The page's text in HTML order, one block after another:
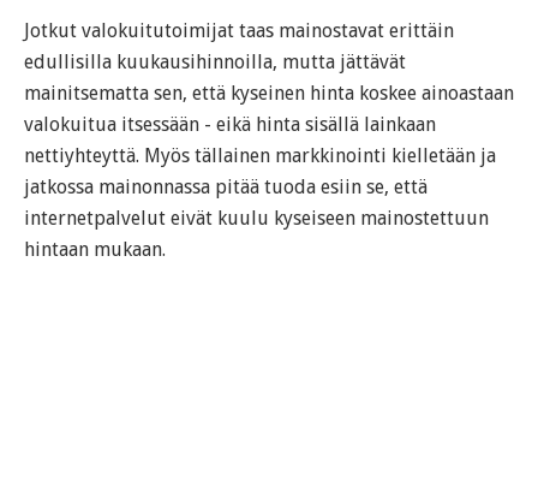
Jotkut valokuitutoimijat taas mainostavat erittäin
edullisilla kuukausihinnoilla, mutta jättävät
mainitsematta sen, että kyseinen hinta koskee ainoastaan
valokuitua itsessään - eikä hinta sisällä lainkaan
nettiyhteyttä. Myös tällainen markkinointi kielletään ja
jatkossa mainonnassa pitää tuoda esiin se, että
internetpalvelut eivät kuulu kyseiseen mainostettuun
hintaan mukaan.